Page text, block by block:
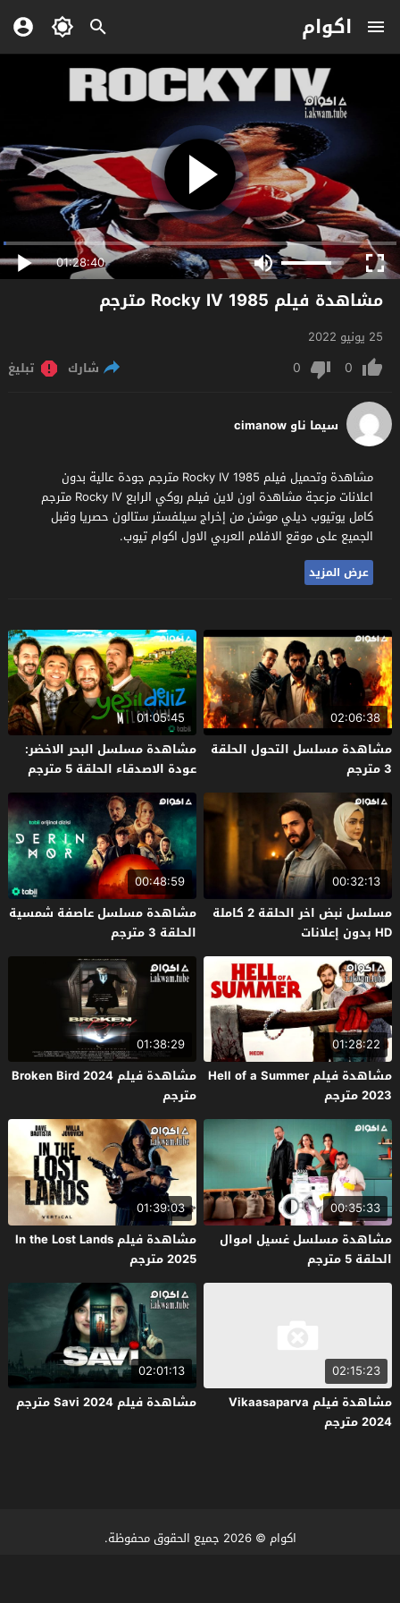
اكوام
01:28:40
مشاهدة فيلم Rocky IV 1985 مترجم
25 يونيو 2022
0
0 شارك تبليغ
سيما ناو cimanow
مشاهدة وتحميل فيلم Rocky IV 1985 مترجم جودة عالية بدون
اعلانات مزعجة مشاهدة اون لاين فيلم روكي الرابع Rocky IV مترجم
كامل يوتيوب ديلي موشن من إخراج سيلفستر ستالون حصريا وقبل
الجميع على موقع الافلام العربي الاول اكوام تيوب.
عرض المزيد
02:06:38
مشاهدة مسلسل التحول الحلقة
3 مترجم
01:05:45
مشاهدة مسلسل البحر الاخضر:
عودة الاصدقاء الحلقة 5 مترجم
00:32:13
مسلسل نبض اخر الحلقة 2 كاملة
HD بدون إعلانات
00:48:59
مشاهدة مسلسل عاصفة شمسية
الحلقة 3 مترجم
01:28:22
مشاهدة فيلم Hell of a Summer
2023 مترجم
01:38:29
مشاهدة فيلم Broken Bird 2024
مترجم
00:35:33
مشاهدة مسلسل غسيل اموال
الحلقة 5 مترجم
01:39:03
مشاهدة فيلم In the Lost Lands
2025 مترجم
02:15:23
مشاهدة فيلم Vikaasaparva
2024 مترجم
02:01:13
مشاهدة فيلم Savi 2024 مترجم
اكوام © 2026 جميع الحقوق محفوظة.